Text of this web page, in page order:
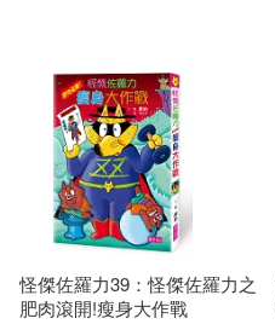
怪傑佐羅力39：怪傑佐羅力之
肥肉滾開!瘦身大作戰